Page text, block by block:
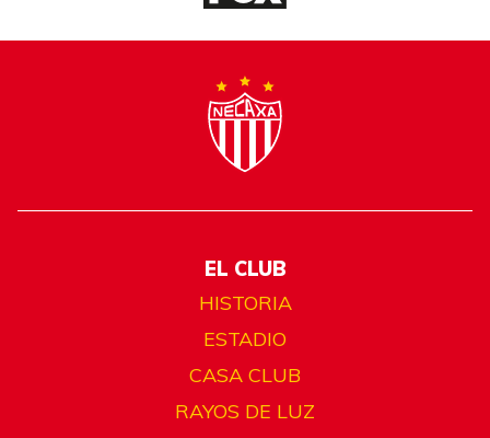
EL CLUB
HISTORIA
ESTADIO
CASA CLUB
RAYOS DE LUZ